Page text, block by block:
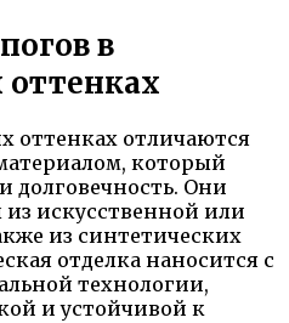
в
оттенках отличаются
который
долговечность. Они
искусственной или
из синтетических
отделка наносится с
технологии,
и устойчивой к